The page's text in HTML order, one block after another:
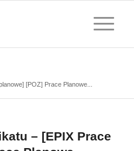
[POZ] Prace Planowe...
– [EPIX Prace